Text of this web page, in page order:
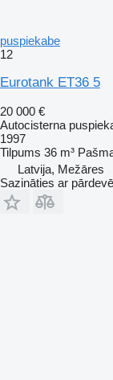
puspiekabe
12
Eurotank ET36 5
20 000 €
Autocisterna
1997
Tilpums 36 m³
Latvija, Mežāres
Sazināties ar